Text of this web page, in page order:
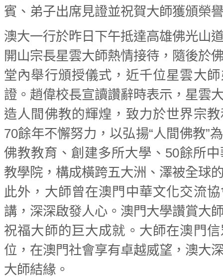
賓、弟子出席見證並祝賀大師獲頒榮
澳大一行於昨日下午抵達高雄佛光山
開山宗長星雲大師熱情接待，隨後於
堂內舉行頒授儀式，近千位星雲大
證。趙偉校長宣讀讚辭時表示，星雲
造人間佛教的輝煌，致力於世界宗
70餘年不懈努力，以弘揚“人間佛教”
佛教教育、創建多所大學、50餘所
教學院，構成橫跨五大洲、澤被全球
此外，大師曾在澳門中華文化交流
講，深深啟發人心。澳門大學讚賞大
祝福大師的巨大成就。大師在澳門
位，在澳門社會享有卓越威望，澳大
大師結緣。